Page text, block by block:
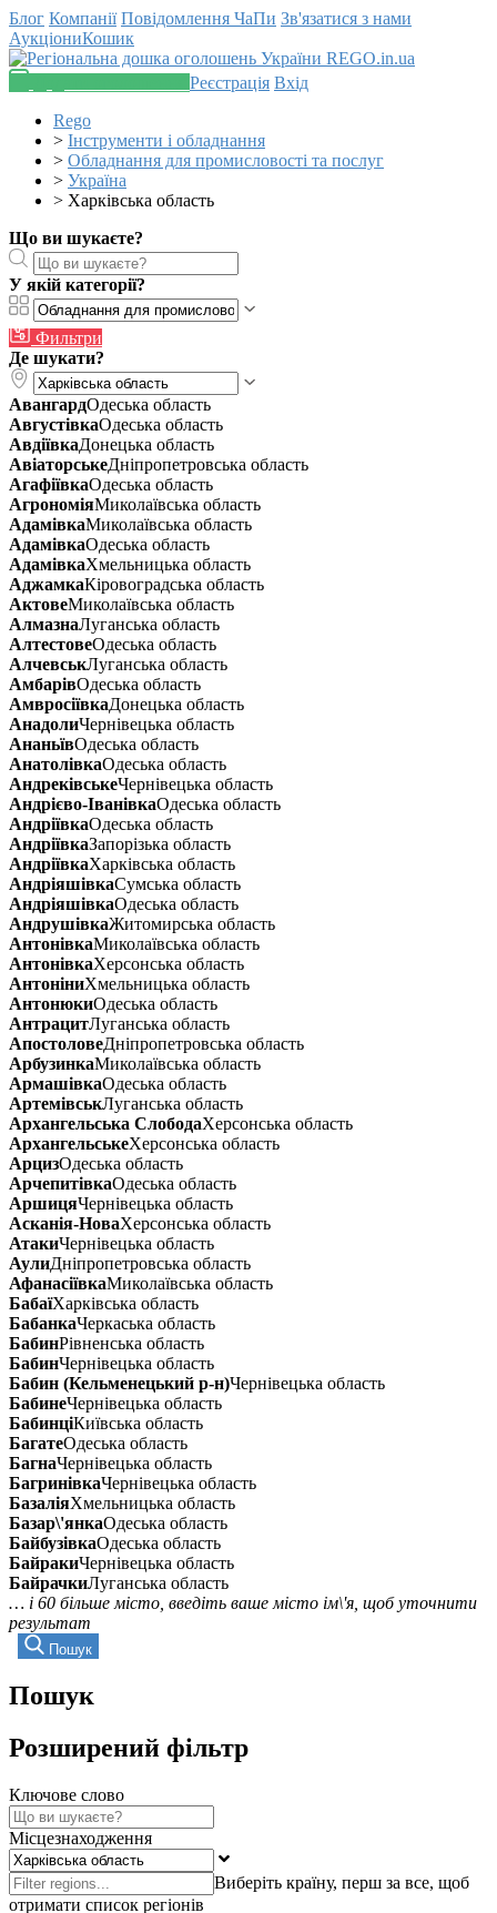
Блог Компанії Повідомлення ЧаПи Зв'язатися з нами
АукціониКошик
Реєстрація Вхід
Rego
> Інструменти і обладнання
> Обладнання для промисловості та послуг
> Україна
> Харківська область
Що ви шукаєте?
У якій категорії?
Фильтри
Де шукати?
АвангардОдеська область
АвгустівкаОдеська область
АвдіївкаДонецька область
АвіаторськеДніпропетровська область
АгафіївкаОдеська область
АгрономіяМиколаївська область
АдамівкаМиколаївська область
АдамівкаОдеська область
АдамівкаХмельницька область
АджамкаКіровоградська область
АктовеМиколаївська область
АлмазнаЛуганська область
АлтестовеОдеська область
АлчевськЛуганська область
АмбарівОдеська область
АмвросіївкаДонецька область
АнадолиЧернівецька область
АнаньївОдеська область
АнатолівкаОдеська область
АндреківськеЧернівецька область
Андрієво-ІванівкаОдеська область
АндріївкаОдеська область
АндріївкаЗапорізька область
АндріївкаХарківська область
АндріяшівкаСумська область
АндріяшівкаОдеська область
АндрушівкаЖитомирська область
АнтонівкаМиколаївська область
АнтонівкаХерсонська область
АнтоніниХмельницька область
АнтонюкиОдеська область
АнтрацитЛуганська область
АпостоловеДніпропетровська область
АрбузинкаМиколаївська область
АрмашівкаОдеська область
АртемівськЛуганська область
Архангельська СлободаХерсонська область
АрхангельськеХерсонська область
АрцизОдеська область
АрчепитівкаОдеська область
АршицяЧернівецька область
Асканія-НоваХерсонська область
АтакиЧернівецька область
АулиДніпропетровська область
АфанасіївкаМиколаївська область
БабаїХарківська область
БабанкаЧеркаська область
БабинРівненська область
БабинЧернівецька область
Бабин (Кельменецький р-н)Чернівецька область
БабинеЧернівецька область
БабинціКиївська область
БагатеОдеська область
БагнаЧернівецька область
БагринівкаЧернівецька область
БазаліяХмельницька область
Базар\'янкаОдеська область
БайбузівкаОдеська область
БайракиЧернівецька область
БайрачкиЛуганська область
… і 60 більше місто, введіть ваше місто ім\'я, щоб уточнити
результат
Пошук
Пошук
Розширений фільтр
Ключове слово
Місцезнаходження